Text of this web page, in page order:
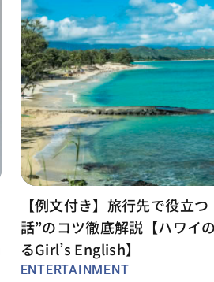
【例文付き】旅行先で役立
話”のコツ徹底解説【ハワイ
るGirl’s English】
ENTERTAINMENT